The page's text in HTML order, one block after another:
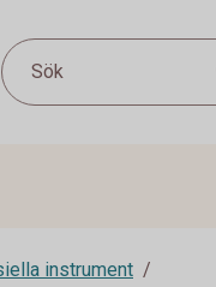
Sök
instrument